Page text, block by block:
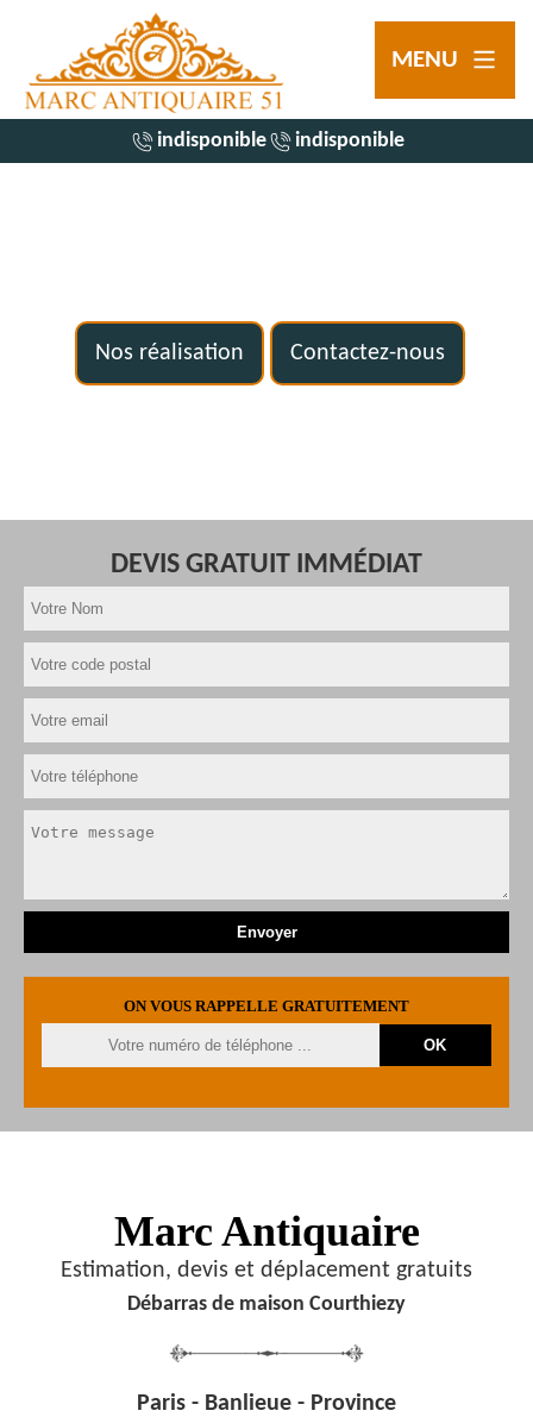
MENU
indisponible indisponible
Nos réalisation Contactez-nous
DEVIS GRATUIT IMMÉDIAT
ON VOUS RAPPELLE GRATUITEMENT
Marc Antiquaire
Estimation, devis et déplacement gratuits
Débarras de maison Courthiezy
Paris - Banlieue - Province